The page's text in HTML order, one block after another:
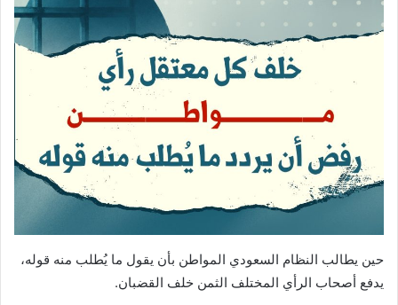
حين يطالب النظام السعودي المواطن بأن يقول ما يُطلب منه قوله،
يدفع أصحاب الرأي المختلف الثمن خلف القضبان.